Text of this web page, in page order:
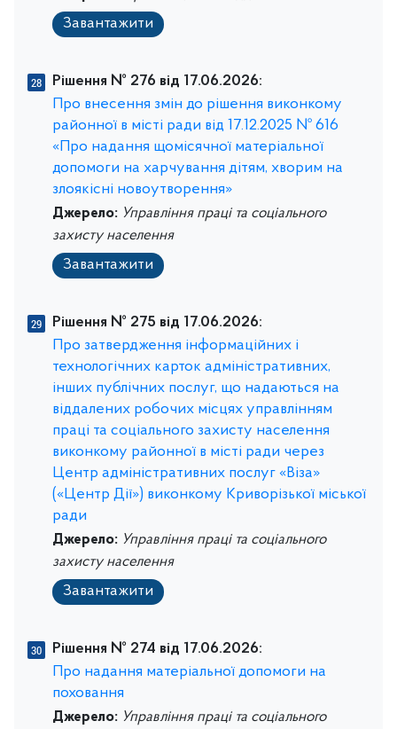
Завантажити
Рішення № 276 від 17.06.2026:
Про внесення змін до рішення виконкому
районної в місті ради від 17.12.2025 № 616
«Про надання щомісячної матеріальної
допомоги на харчування дітям, хворим на
злоякісні новоутворення»
Джерело: Управління праці та соціального
захисту населення
Завантажити
Рішення № 275 від 17.06.2026:
Про затвердження інформаційних і
технологічних карток адміністративних,
інших публічних послуг, що надаються на
віддалених робочих місцях управлінням
праці та соціального захисту населення
виконкому районної в місті ради через
Центр адміністративних послуг «Віза»
(«Центр Дії») виконкому Криворізької міської
ради
Джерело: Управління праці та соціального
захисту населення
Завантажити
Рішення № 274 від 17.06.2026:
Про надання матеріальної допомоги на
поховання
Джерело: Управління праці та соціального